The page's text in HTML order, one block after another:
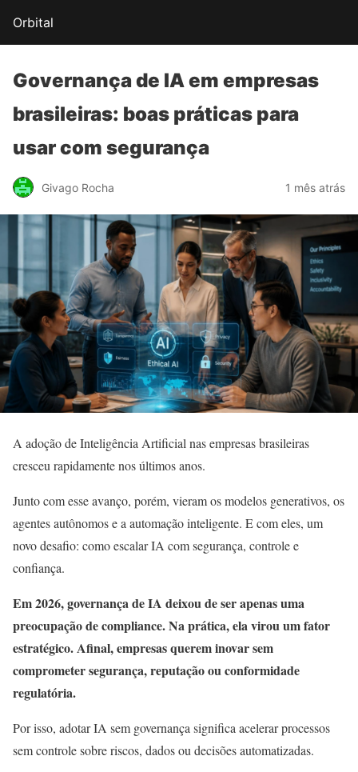
Orbital
Governança de IAem empresas
brasileiras: boas práticas para
usar com segurança
Givago Rocha 1 mês atrás
A adoção de Inteligência Artificial nas empresas brasileiras
cresceu rapidamente nos últimos anos.
Junto com esse avanço, porém, vieram os modelos generativos, os
agentes autônomos e a automação inteligente. E com eles, um
novo desafio: como escalar IA com segurança, controle e
confiança.
Em 2026, governança de IA deixou de ser apenas uma
preocupação de compliance. Na prática, ela virou um fator
estratégico. Afinal, empresas querem inovar sem
comprometer segurança, reputação ou conformidade
regulatória.
Por isso, adotar IA sem governança significa acelerar processos
sem controle sobre riscos, dados ou decisões automatizadas.